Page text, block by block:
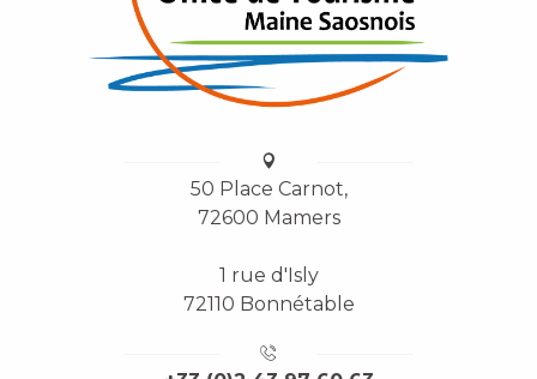
50 Place Carnot,
72600 Mamers
1 rue d'Isly
72110 Bonnétable